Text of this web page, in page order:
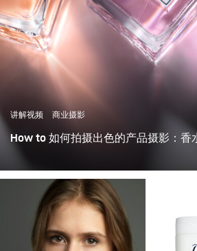
讲解视频 商业摄影
How to 如何拍摄出色的产品摄影：香